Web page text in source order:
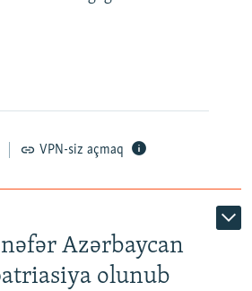
VPN-siz açmaq
Azərbaycan
olunub